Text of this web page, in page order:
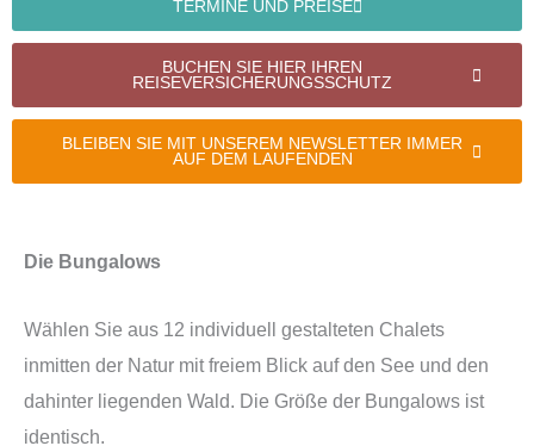
TERMINE UND PREISE
BUCHEN SIE HIER IHREN
REISEVERSICHERUNGSSCHUTZ
BLEIBEN SIE MIT UNSEREM NEWSLETTER IMMER
AUF DEM LAUFENDEN
Die Bungalows
Wählen Sie aus 12 individuell gestalteten Chalets
inmitten der Natur mit freiem Blick auf den See und den
dahinter liegenden Wald. Die Größe der Bungalows ist
identisch.